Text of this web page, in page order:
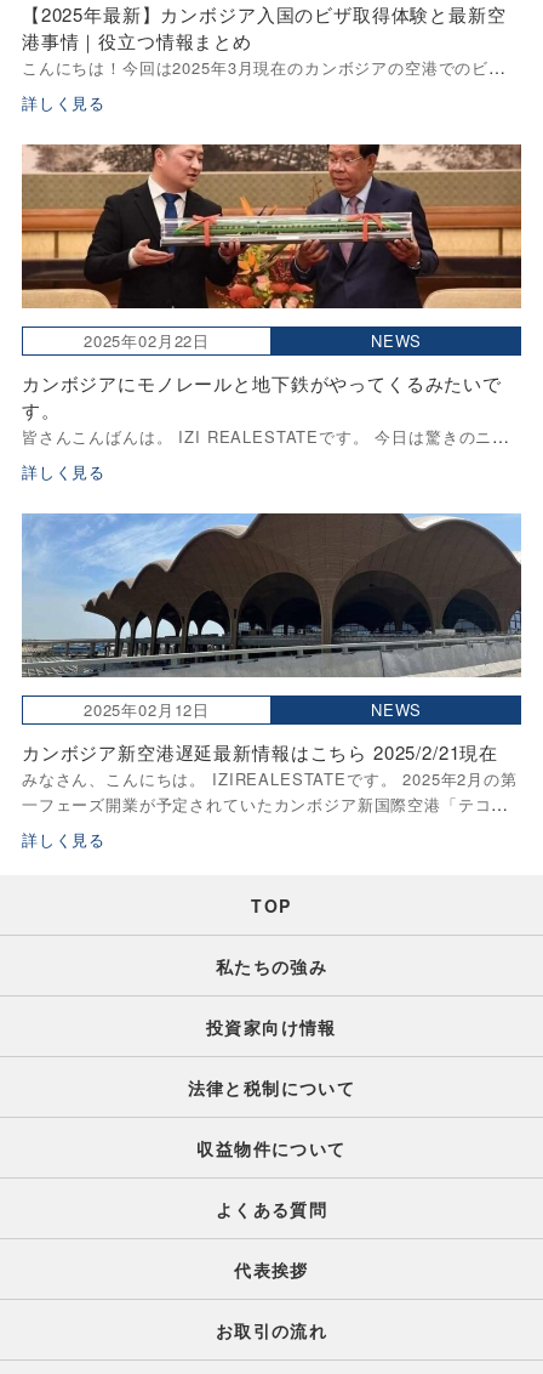
【2025年最新】カンボジア入国のビザ取得体験と最新空
港事情｜役立つ情報まとめ
こんにちは！今回は2025年3月現在のカンボジアの空港でのビザ
取得体験をもとに、現地の最新情報や、ビザ取得に関する変更
点、不動産投資に関心のある方が知っておくべきポイントをまと
めました。 ✅ カンボジアの空 […]
詳しく見る
2025年02月22日 NEWS
カンボジアにモノレールと地下鉄がやってくるみたいで
す。
皆さんこんばんは。 IZI REALESTATEです。 今日は驚きのニュ
ースです。 Amazing Cambodia, Visit Cambodiaという
Facebookの記事であがっていました。 プノンペン南部の交通渋
[…]
詳しく見る
2025年02月12日 NEWS
カンボジア新空港遅延最新情報はこちら 2025/2/21現在
みなさん、こんにちは。 IZIREALESTATEです。 2025年2月の第
一フェーズ開業が予定されていたカンボジア新国際空港「テコ・
クロン・タクマウ国際空港（Techo Takhmao International Ai
[…]
詳しく見る
TOP
私たちの強み
投資家向け情報
法律と税制について
収益物件について
よくある質問
代表挨拶
お取引の流れ